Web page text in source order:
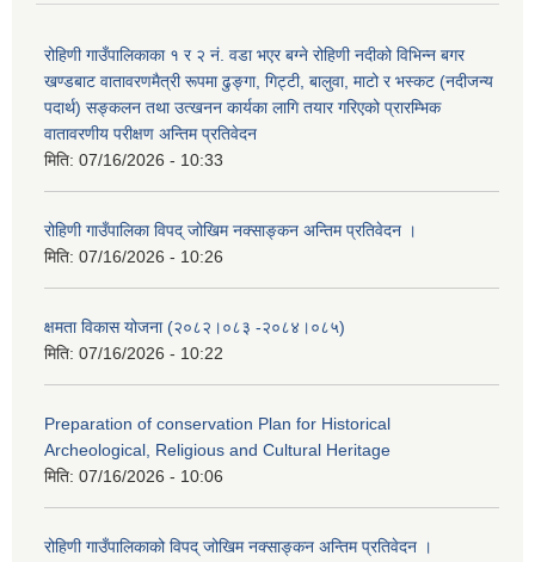
रोहिणी गाउँपालिकाका १ र २ नं. वडा भएर बग्ने रोहिणी नदीको विभिन्न बगर
खण्डबाट वातावरणमैत्री रूपमा ढुङ्गा, गिट्टी, बालुवा, माटो र भस्कट (नदीजन्य
पदार्थ) सङ्कलन तथा उत्खनन कार्यका लागि तयार गरिएको प्रारम्भिक
वातावरणीय परीक्षण अन्तिम प्रतिवेदन
मिति: 07/16/2026 - 10:33
रोहिणी गाउँपालिका विपद् जोखिम नक्साङ्कन अन्तिम प्रतिवेदन ।
मिति: 07/16/2026 - 10:26
क्षमता विकास योजना (२०८२।०८३‍ -२०८४।०८५)
मिति: 07/16/2026 - 10:22
Preparation of conservation Plan for Historical
Archeological, Religious and Cultural Heritage
मिति: 07/16/2026 - 10:06
रोहिणी गाउँपालिकाको विपद् जोखिम नक्साङ्कन अन्तिम प्रतिवेदन ।